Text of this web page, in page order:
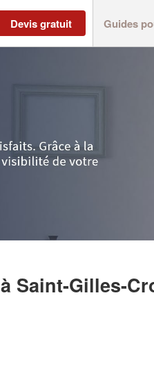
Devis gratuit Guides
à Saint-Gilles-